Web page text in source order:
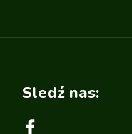
Sledź nas: